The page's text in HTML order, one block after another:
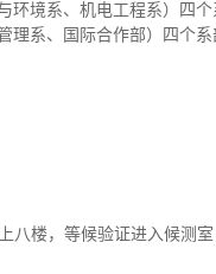
环境系、机电工程系）四个
理系、国际合作部）四个系
楼，等候验证进入候测室